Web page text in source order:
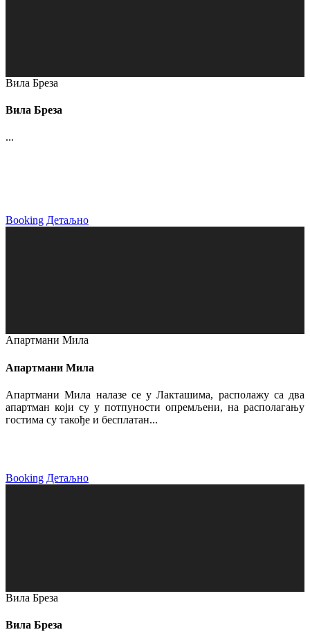
Вила Бреза
Вила Бреза
...
Booking Детаљно
Апартмани Мила
Апартмани Мила
Апартмани Мила налазе се у Лакташима, располажу са два
апартман који су у потпуности опремљени, на располагању
гостима су такође и бесплатан...
Booking Детаљно
Вила Бреза
Вила Бреза